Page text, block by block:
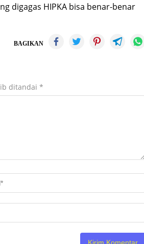
digagas HIPKA bisa benar-benar
BAGIKAN
ditandai *